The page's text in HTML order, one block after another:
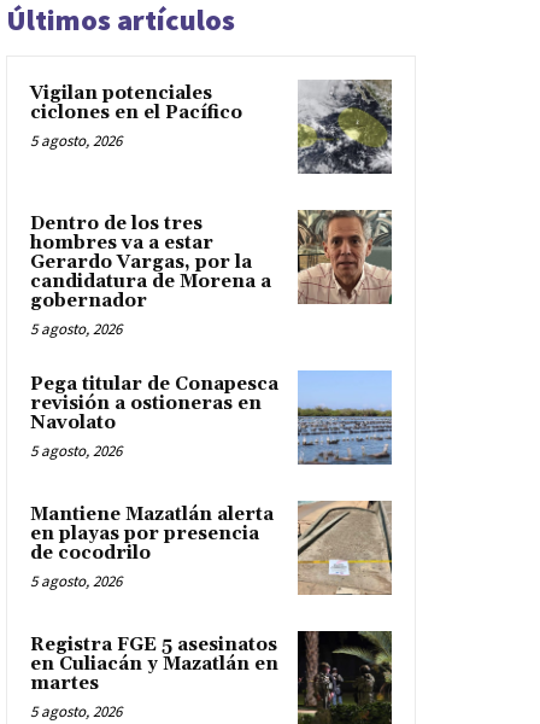
Últimos artículos
Vigilan potenciales
ciclones en el Pacífico
5 agosto, 2026
Dentro de los tres
hombres va a estar
Gerardo Vargas, por la
candidatura de Morena a
gobernador
5 agosto, 2026
Pega titular de Conapesca
revisión a ostioneras en
Navolato
5 agosto, 2026
Mantiene Mazatlán alerta
en playas por presencia
de cocodrilo
5 agosto, 2026
Registra FGE 5 asesinatos
en Culiacán y Mazatlán en
martes
5 agosto, 2026